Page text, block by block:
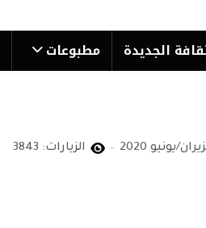
الجدیدة مطبوعات
الزيارات: 3843